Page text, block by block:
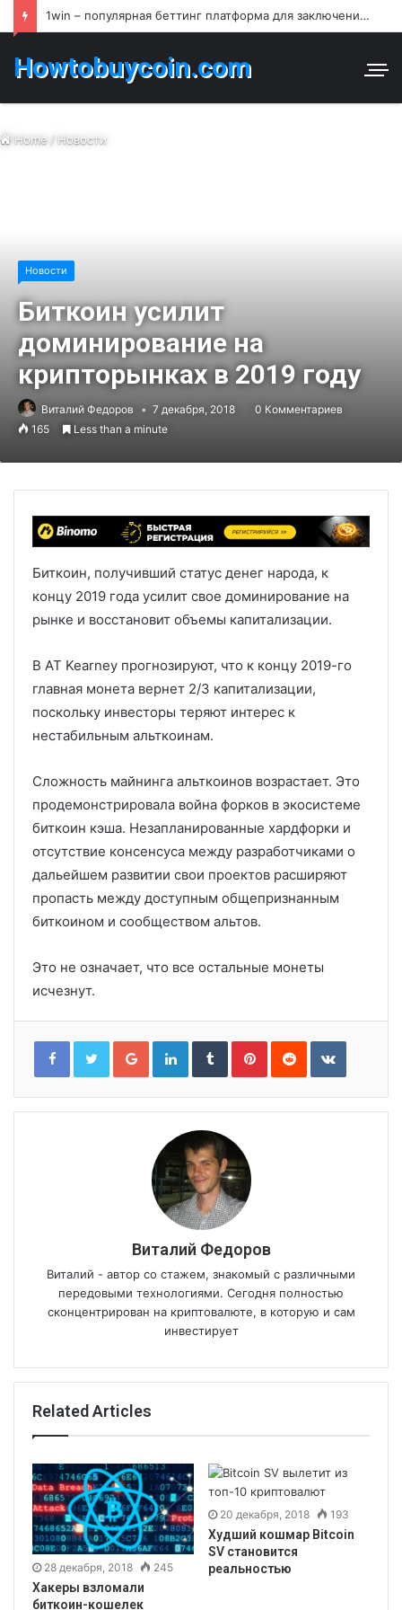
1win – популярная беттинг платформа для заключения пари и азартных игр в Узбекистане
Howtobuycoin.com
Home/Новости
Новости
Биткоин усилит
доминирование на
крипторынках в 2019 году
Виталий Федоров 7 декабря, 2018
0 Комментариев
165
Less than a minute
Биткоин, получивший статус денег народа, к
концу 2019 года усилит свое доминирование на
рынке и восстановит объемы капитализации.
В AT Kearney прогнозируют, что к концу 2019-го
главная монета вернет 2/3 капитализации,
поскольку инвесторы теряют интерес к
нестабильным альткоинам.
Сложность майнинга альткоинов возрастает. Это
продемонстрировала война форков в экосистеме
биткоин кэша. Незапланированные хардфорки и
отсутствие консенсуса между разработчиками о
дальейшем развитии свои проектов расширяют
пропасть между доступным общепризнанным
биткоином и сообществом альтов.
Это не означает, что все остальные монеты
исчезнут.
Google+LinkedInTumblrPinterestReddit VKontakte
Виталий Федоров
Виталий - автор со стажем, знакомый с различными
передовыми технологиями. Сегодня полностью
сконцентрирован на криптовалюте, в которую и сам
инвестирует
Related Articles
28 декабря, 2018 245
Хакеры взломали
биткоин-кошелек
20 декабря, 2018 193
Худший кошмар Bitcoin
SV становится
реальностью